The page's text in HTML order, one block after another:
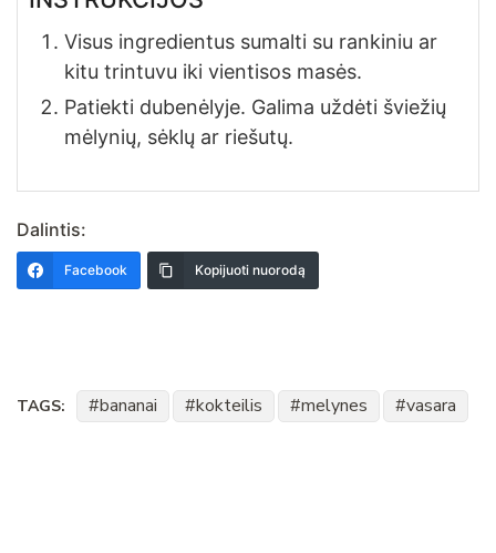
Visus ingredientus sumalti su rankiniu ar
kitu trintuvu iki vientisos masės.
Patiekti dubenėlyje. Galima uždėti šviežių
mėlynių, sėklų ar riešutų.
Dalintis:
Facebook Kopijuoti nuorodą
TAGS: bananai kokteilis melynes vasara